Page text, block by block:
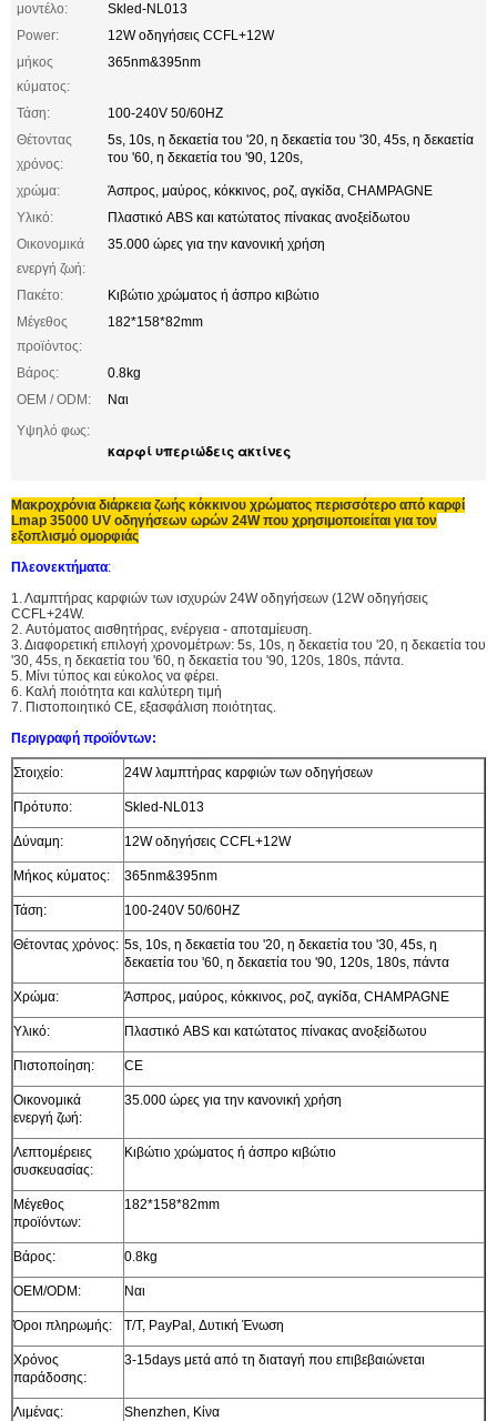
μοντέλο:
Skled-NL013
Power:
12W οδηγήσεις CCFL+12W
μήκος
κύματος:
365nm&395nm
Τάση:
100-240V 50/60HZ
Θέτοντας
χρόνος:
5s, 10s, η δεκαετία του '20, η δεκαετία του '30, 45s, η δεκαετία
του '60, η δεκαετία του '90, 120s,
χρώμα:
Άσπρος, μαύρος, κόκκινος, ροζ, αγκίδα, CHAMPAGNE
Υλικό:
Πλαστικό ABS και κατώτατος πίνακας ανοξείδωτου
Οικονομικά
ενεργή ζωή:
35.000 ώρες για την κανονική χρήση
Πακέτο:
Κιβώτιο χρώματος ή άσπρο κιβώτιο
Μέγεθος
προϊόντος:
182*158*82mm
Βάρος:
0.8kg
OEM / ODM:
Ναι
Υψηλό φως:
καρφί υπεριώδεις ακτίνες
Μακροχρόνια διάρκεια ζωής κόκκινου χρώματος περισσότερο από καρφί
Lmap 35000 UV οδηγήσεων ωρών 24W που χρησιμοποιείται για τον
εξοπλισμό ομορφιάς
Πλεονεκτήματα:
1. Λαμπτήρας καρφιών των ισχυρών 24W οδηγήσεων (12W οδηγήσεις
CCFL+24W.
2. Αυτόματος αισθητήρας, ενέργεια - αποταμίευση.
3. Διαφορετική επιλογή χρονομέτρων: 5s, 10s, η δεκαετία του '20, η δεκαετία του
'30, 45s, η δεκαετία του '60, η δεκαετία του '90, 120s, 180s, πάντα.
5. Μίνι τύπος και εύκολος να φέρει.
6. Καλή ποιότητα και καλύτερη τιμή
7. Πιστοποιητικό CE, εξασφάλιση ποιότητας.
Περιγραφή προϊόντων:
Στοιχείο: 24W λαμπτήρας καρφιών των οδηγήσεων
Πρότυπο: Skled-NL013
Δύναμη: 12W οδηγήσεις CCFL+12W
Μήκος κύματος: 365nm&395nm
Τάση: 100-240V 50/60HZ
Θέτοντας χρόνος: 5s, 10s, η δεκαετία του '20, η δεκαετία του '30, 45s, η
δεκαετία του '60, η δεκαετία του '90, 120s, 180s, πάντα
Χρώμα: Άσπρος, μαύρος, κόκκινος, ροζ, αγκίδα, CHAMPAGNE
Υλικό: Πλαστικό ABS και κατώτατος πίνακας ανοξείδωτου
Πιστοποίηση: CE
Οικονομικά
ενεργή ζωή:
35.000 ώρες για την κανονική χρήση
Λεπτομέρειες
συσκευασίας:
Κιβώτιο χρώματος ή άσπρο κιβώτιο
Μέγεθος
προϊόντων:
182*158*82mm
Βάρος: 0.8kg
OEM/ODM: Ναι
Όροι πληρωμής: T/T, PayPal, Δυτική Ένωση
Χρόνος
παράδοσης:
3-15days μετά από τη διαταγή που επιβεβαιώνεται
Λιμένας: Shenzhen, Κίνα